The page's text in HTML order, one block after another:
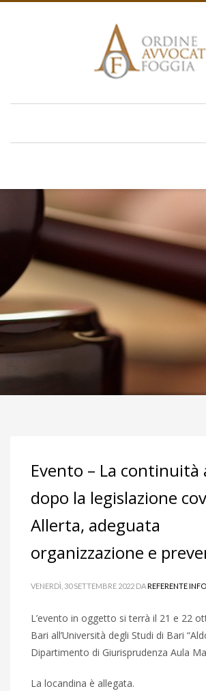
Evento – La continuità
dopo la legislazione
Allerta, adeguata
organizzazione e
VENERDÌ, 30 SETTEMBRE 2022 DAREFERENTE
L’evento in oggetto si terrà il 21 e 22
Bari all’Università degli Studi di Bari
Dipartimento di Giurisprudenza Aula
La locandina è allegata.